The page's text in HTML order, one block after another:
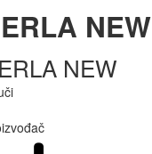
NEW
NEW